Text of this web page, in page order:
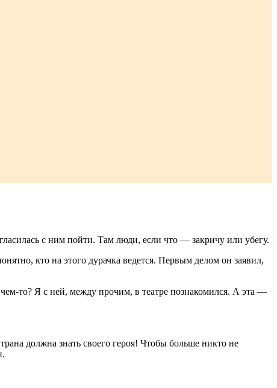
с ним пойти. Там люди, если что — закричу или убегу.
кто на этого дурачка ведется. Первым делом он заявил,
то? Я с ней, между прочим, в театре познакомился. А эта —
должна знать своего героя! Чтобы больше никто не